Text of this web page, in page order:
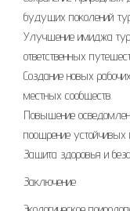
будущих поколений
Улучшение имиджа
ответственных
Создание новых
местных сообществ.
Повышение
поощрение устойчивых
Защита здоровья и
Заключение